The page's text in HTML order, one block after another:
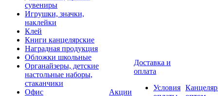
сувениры
Игрушки, значки,
наклейки
Клей
Книги канцелярские
Наградная продукция
Обложки школьные
Органайзеры, детские
настольные наборы,
стаканчики
Офис
Акции
Доставка и
оплата
Условия